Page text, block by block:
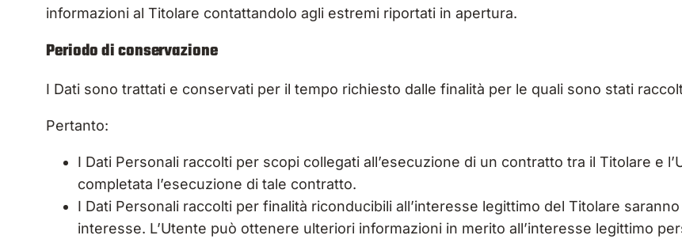
informazioni al Titolare contattandolo agli estremi riportati in apertura.
Periodo di conservazione
I Dati sono trattati e conservati per il tempo richiesto dalle finalità per le quali sono stati
Pertanto:
I Dati Personali raccolti per scopi collegati all’esecuzione di un contratto tra il Titolare e
completata l’esecuzione di tale contratto.
I Dati Personali raccolti per finalità riconducibili all’interesse legittimo del Titolare
interesse. L’Utente può ottenere ulteriori informazioni in merito all’interesse legittimo